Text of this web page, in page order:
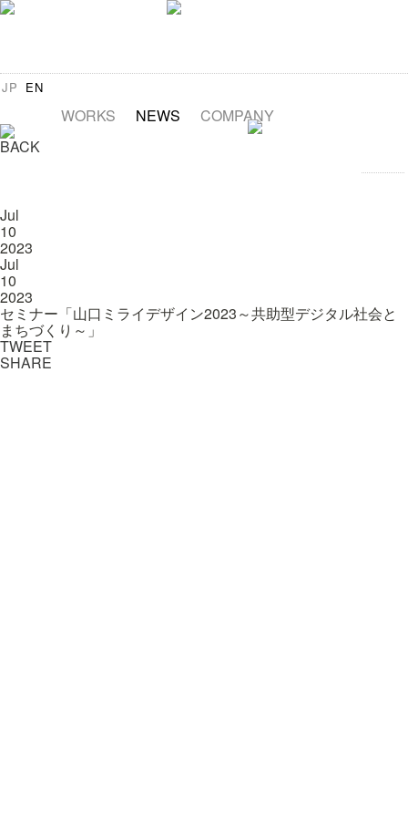
JP EN
WORKS NEWS
COMPANY
BACK
Jul
10
2023
Jul
10
2023
セミナー「山口ミライデザイン2023～共助型デジタル社会と
まちづくり～」
TWEET
SHARE